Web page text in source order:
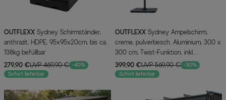
OUTFLEXX
anthrazit, HDPE, 95x95x20cm, bis ca.
138kg befüllbar
279,90 €UVP 469,90 € -40%
Sofort lieferbar
OUTFLEXX
creme, pulverbesch. Aluminium, 300 x
300 cm, Twist-Funktion, inkl.
Plattenständer
399,90 €UVP 569,90 € -30%
Sofort lieferbar